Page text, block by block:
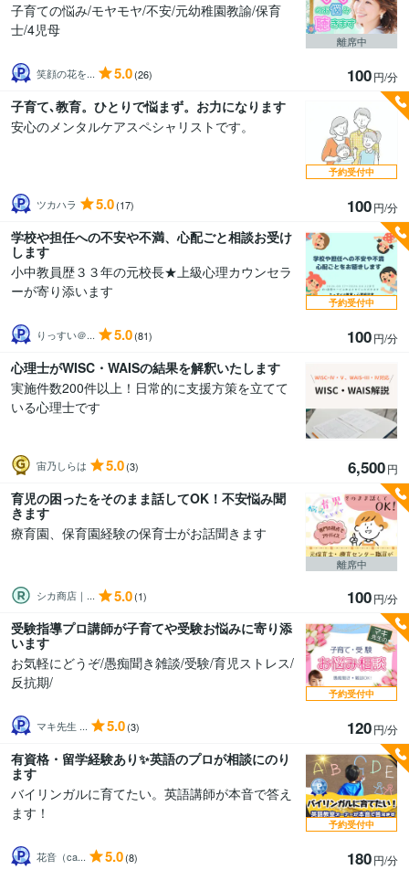
子育ての悩み/モヤモヤ/不安/元幼稚園教諭/保育
士/4児母
笑顔の花を... 5.0(26) 100円/分
離席中
子育て､教育。ひとりで悩まず。お力になります
安心のメンタルケアスペシャリストです。
ツカハラ 5.0(17) 100円/分
予約受付中
学校や担任への不安や不満、心配ごと相談お受け
します
小中教員歴３３年の元校長★上級心理カウンセラ
ーが寄り添います
りっすい＠... 5.0(81) 100円/分
予約受付中
心理士がWISC・WAISの結果を解釈いたします
実施件数200件以上！日常的に支援方策を立てて
いる心理士です
宙乃しらは 5.0(3) 6,500円
育児の困ったをそのまま話してOK！不安悩み聞
きます
療育園、保育園経験の保育士がお話聞きます
シカ商店｜... 5.0(1) 100円/分
離席中
受験指導プロ講師が子育てや受験お悩みに寄り添
います
お気軽にどうぞ/愚痴聞き雑談/受験/育児ストレス/
反抗期/
マキ先生 ... 5.0(3) 120円/分
予約受付中
有資格・留学経験あり✨英語のプロが相談にのり
ます
バイリンガルに育てたい。英語講師が本音で答え
ます！
花音（ca... 5.0(8) 180円/分
予約受付中